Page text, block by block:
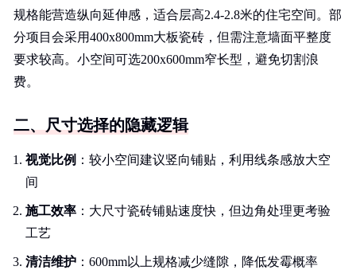
规格能营造纵向延伸感，适合层高2.4-2.8米的住宅空间。部
分项目会采用400x800mm大板瓷砖，但需注意墙面平整度
要求较高。小空间可选200x600mm窄长型，避免切割浪
费。
二、尺寸选择的隐藏逻辑
视觉比例 ：较小空间建议竖向铺贴，利用线条感放大空
间
施工效率 ：大尺寸瓷砖铺贴速度快，但边角处理更考验
工艺
清洁维护 ：600mm以上规格减少缝隙，降低发霉概率